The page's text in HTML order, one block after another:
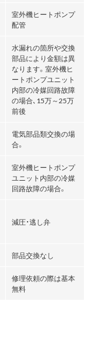
室外機ヒートポンプ
配管
水漏れの箇所や交換
部品により金額は異
なります。室外機ヒ
ートポンプユニット
内部の冷媒回路故障
の場合､15万～25万
前後
電気部品類交換の場
合。
室外機ヒートポンプ
ユニット内部の冷媒
回路故障の場合。
減圧・逃し弁
部品交換なし
修理依頼の際は基本
無料